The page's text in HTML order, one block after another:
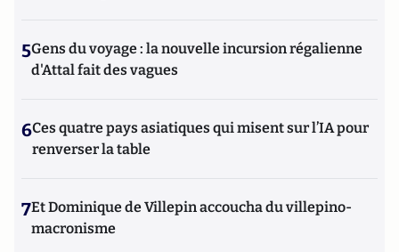
5Gens du voyage : la nouvelle incursion régalienne
d'Attal fait des vagues
6Ces quatre pays asiatiques qui misent sur l’IA pour
renverser la table
7Et Dominique de Villepin accoucha du villepino-
macronisme